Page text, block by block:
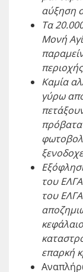
αύξηση
Τα
Μονή
Καμία
γύρω
πρόβατα
του
του
επαρκή